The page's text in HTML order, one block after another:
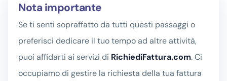
Nota importante
Se ti senti sopraffatto da tutti questi passaggi o
preferisci dedicare il tuo tempo ad altre attività,
puoi affidarti ai servizi di RichiediFattura.com. Ci
occupiamo di gestire la richiesta della tua fattura